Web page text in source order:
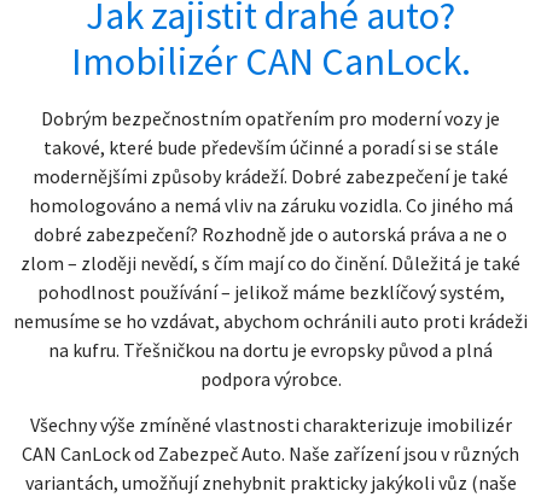
Jak zajistit drahé auto?
Imobilizér CAN CanLock.
Dobrým bezpečnostním opatřením pro moderní vozy je
takové, které bude především účinné a poradí si se stále
modernějšími způsoby krádeží. Dobré zabezpečení je také
homologováno a nemá vliv na záruku vozidla. Co jiného má
dobré zabezpečení? Rozhodně jde o autorská práva a ne o
zlom – zloději nevědí, s čím mají co do činění. Důležitá je také
pohodlnost používání – jelikož máme bezklíčový systém,
nemusíme se ho vzdávat, abychom ochránili auto proti krádeži
na kufru. Třešničkou na dortu je evropsky původ a plná
podpora výrobce.
Všechny výše zmíněné vlastnosti charakterizuje imobilizér
CAN CanLock od Zabezpeč Auto. Naše zařízení jsou v různých
variantách, umožňují znehybnit prakticky jakýkoli vůz (naše